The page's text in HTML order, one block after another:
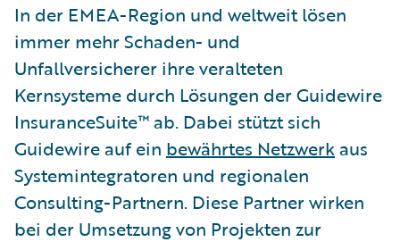
In der EMEA-Region und weltweit lösen
immer mehr Schaden- und
Unfallversicherer ihre veralteten
Kernsysteme durch Lösungen der Guidewire
InsuranceSuite™ ab. Dabei stützt sich
Guidewire auf ein bewährtes Netzwerk aus
Systemintegratoren und regionalen
Consulting-Partnern. Diese Partner wirken
bei der Umsetzung von Projekten zur